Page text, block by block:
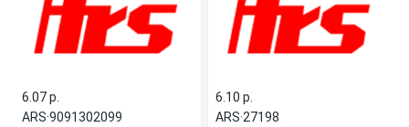
6.07 p.
ARS·9091302099
6.10 p.
ARS·27198